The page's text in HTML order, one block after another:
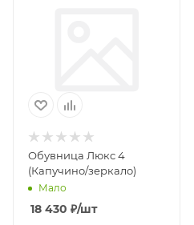
Обувница Люкс 4
(Капучино/зеркало)
Мало
18 430 ₽/шт